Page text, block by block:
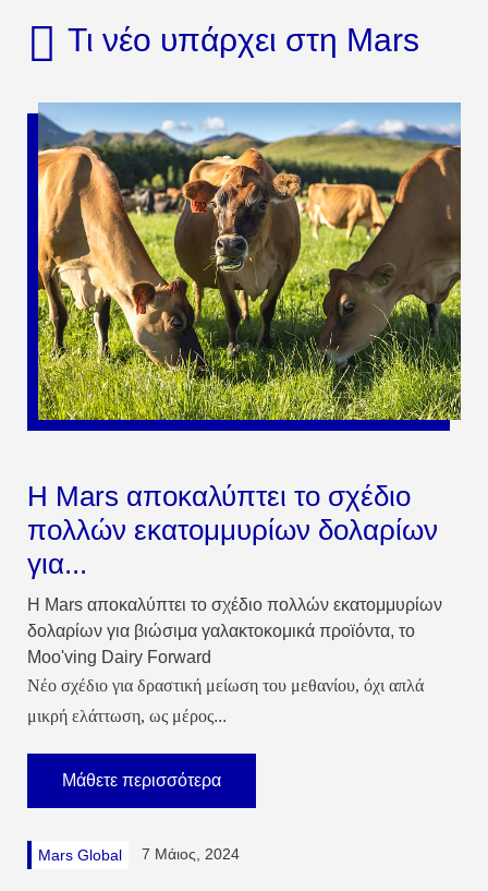
Τι νέο υπάρχει στη Mars
Η Mars αποκαλύπτει το σχέδιο
πολλών εκατομμυρίων δολαρίων
για...
Η Mars αποκαλύπτει το σχέδιο πολλών εκατομμυρίων
δολαρίων για βιώσιμα γαλακτοκομικά προϊόντα, το
Moo'ving Dairy Forward
Νέο σχέδιο για δραστική μείωση του μεθανίου, όχι απλά
μικρή ελάττωση, ως μέρος...
Μάθετε περισσότερα
Mars Global 7 Μάιος, 2024